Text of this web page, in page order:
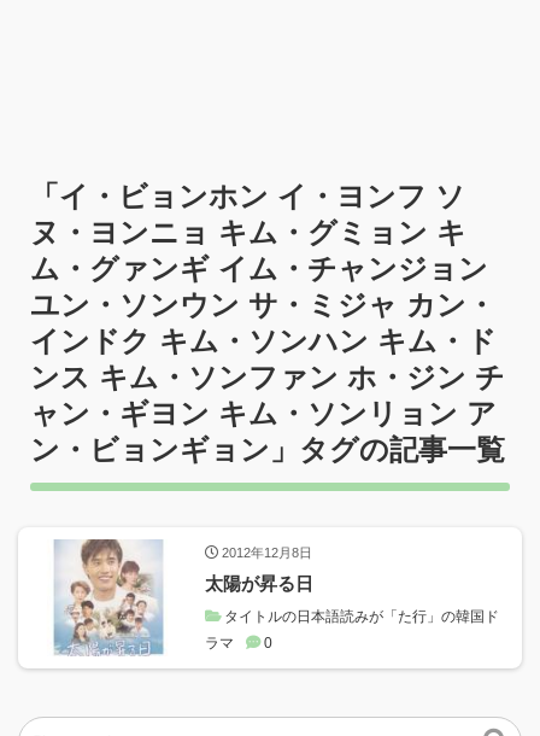
「イ・ビョンホン イ・ヨンフ ソ
ヌ・ヨンニョ キム・グミョン キ
ム・グァンギ イム・チャンジョン
ユン・ソンウン サ・ミジャ カン・
インドク キム・ソンハン キム・ド
ンス キム・ソンファン ホ・ジン チ
ャン・ギヨン キム・ソンリョン ア
ン・ビョンギョン 」タグの記事一覧
2012年12月8日
太陽が昇る日
タイトルの日本語読みが「た行」の韓国ド
ラマ
0